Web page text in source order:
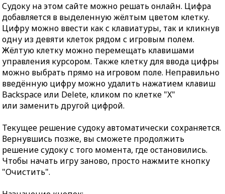
Судоку на этом сайте можно решать онлайн. Цифра
добавляется в выделенную жёлтым цветом клетку.
Цифру можно ввести как с клавиатуры, так и кликнув
одну из девяти клеток рядом с игровым полем.
Жёлтую клетку можно перемещать клавишами
управления курсором. Также клетку для ввода цифры
можно выбрать прямо на игровом поле. Неправильно
введённую цифру можно удалить нажатием клавиш
Backspace или Delete, кликом по клетке "X"
или заменить другой цифрой.
Текущее решение судоку автоматически сохраняется.
Вернувшись позже, вы сможете продолжить
решение судоку с того момента, где остановились.
Чтобы начать игру заново, просто нажмите кнопку
"Очистить".